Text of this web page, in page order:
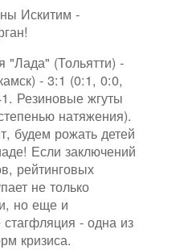
Искитим -
"Лада" (Тольятти) -
- 3:1 (0:1, 0:0,
Резиновые жгуты
натяжения).
будем рожать детей
Если заключений
рейтинговых
не только
но еще и
- одна из
кризиса.